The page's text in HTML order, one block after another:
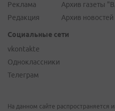
Реклама
Редакция
Архив газеты
Архив новостей
Социальные сети
vkontakte
Одноклассники
Телеграм
На данном сайте распространяется